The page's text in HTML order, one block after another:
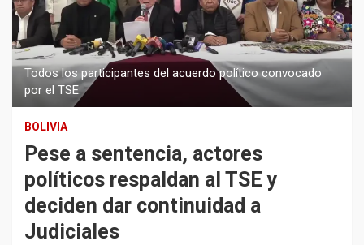
Todos los participantes del acuerdo político convocado
por el TSE.
BOLIVIA
Pese a sentencia, actores
políticos respaldan al TSE y
deciden dar continuidad a
Judiciales